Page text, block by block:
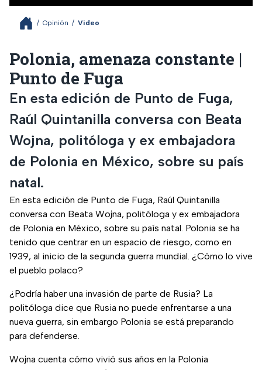
/ Opinión / Video
Polonia, amenaza constante |
Punto de Fuga
En esta edición de Punto de Fuga,
Raúl Quintanilla conversa con Beata
Wojna, politóloga y ex embajadora
de Polonia en México, sobre su país
natal.
En esta edición de Punto de Fuga, Raúl Quintanilla
conversa con Beata Wojna, politóloga y ex embajadora
de Polonia en México, sobre su país natal. Polonia se ha
tenido que centrar en un espacio de riesgo, como en
1939, al inicio de la segunda guerra mundial. ¿Cómo lo vive
el pueblo polaco?
¿Podría haber una invasión de parte de Rusia? La
politóloga dice que Rusia no puede enfrentarse a una
nueva guerra, sin embargo Polonia se está preparando
para defenderse.
Wojna cuenta cómo vivió sus años en la Polonia